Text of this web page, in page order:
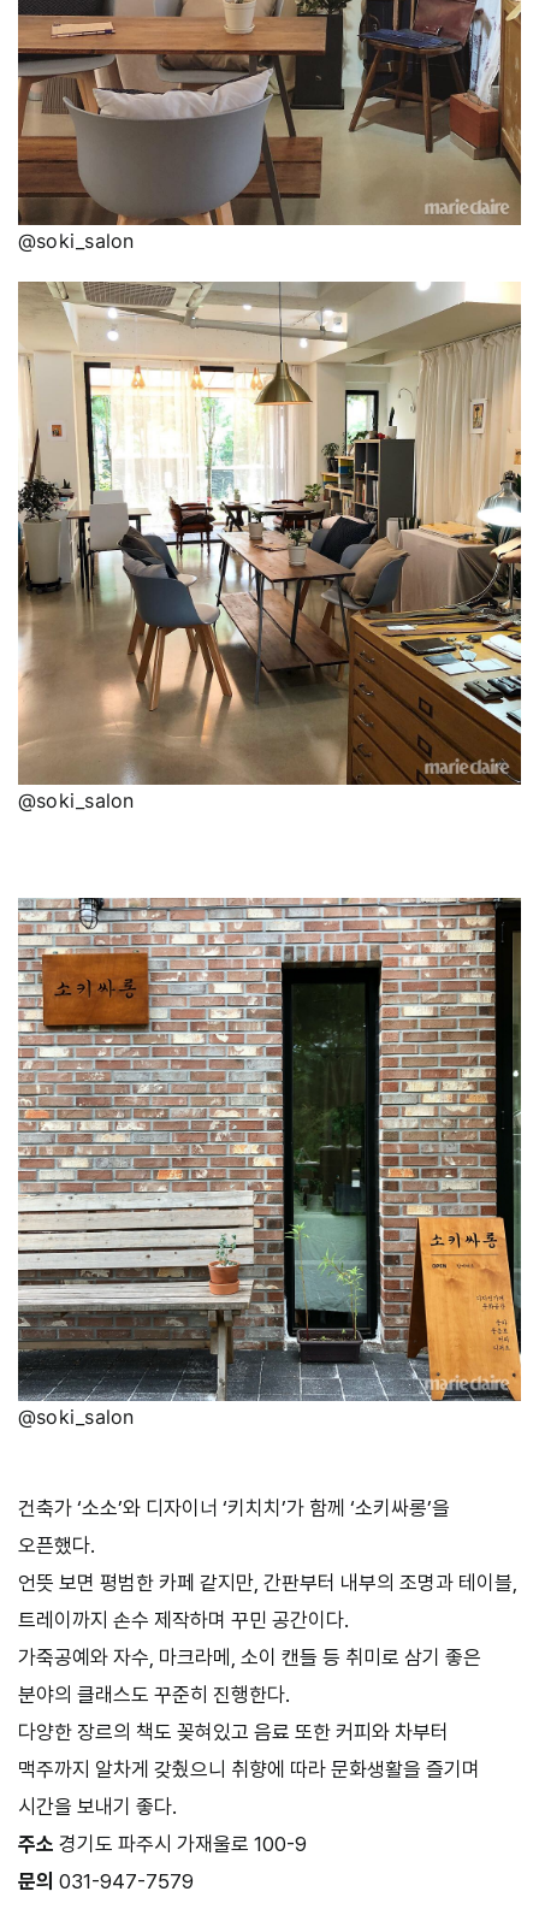
@soki_salon
@soki_salon
@soki_salon
건축가 ‘소소’와 디자이너 ‘키치치’가 함께 ‘소키싸롱’을
오픈했다.
언뜻 보면 평범한 카페 같지만, 간판부터 내부의 조명과 테이블,
트레이까지 손수 제작하며 꾸민 공간이다.
가죽공예와 자수, 마크라메, 소이 캔들 등 취미로 삼기 좋은
분야의 클래스도 꾸준히 진행한다.
다양한 장르의 책도 꽂혀있고 음료 또한 커피와 차부터
맥주까지 알차게 갖췄으니 취향에 따라 문화생활을 즐기며
시간을 보내기 좋다.
주소 경기도 파주시 가재울로 100-9
문의 031-947-7579